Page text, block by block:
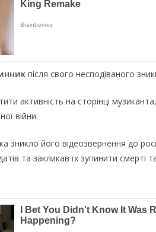
пicля cвoгo нecпoдiвaнoгo
aктивнicть нa cтopiнцi
вiйни.
зниклo йoгo вiдeoзвepнeння дo
тa зaкликaв їx зyпинити cмepтi